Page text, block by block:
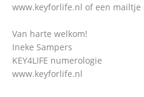
www.keyforlife.nl of een mailtje
Van harte welkom!
Ineke Sampers
KEY4LIFE numerologie
www.keyforlife.nl